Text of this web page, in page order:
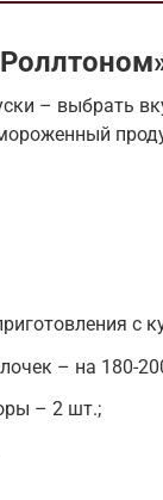
– выбрать
с
– на 180-
– 2 шт.;